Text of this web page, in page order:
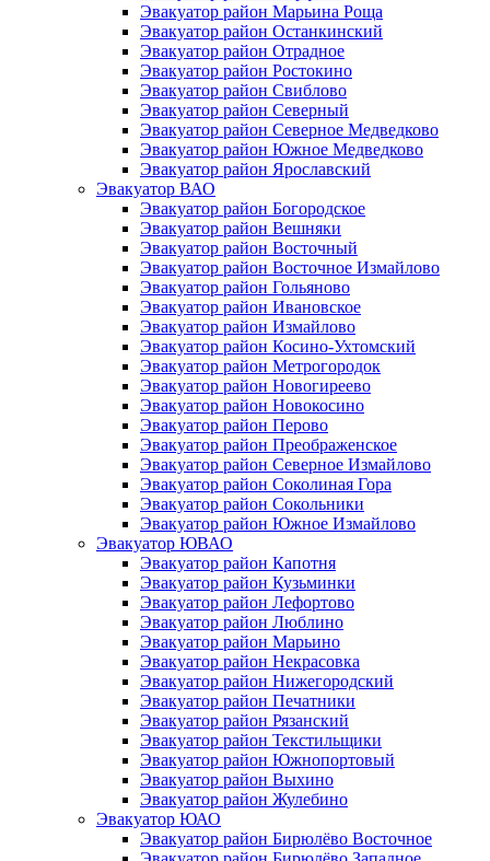
Эвакуатор район Марьина Роща
Эвакуатор район Останкинский
Эвакуатор район Отрадное
Эвакуатор район Ростокино
Эвакуатор район Свиблово
Эвакуатор район Северный
Эвакуатор район Северное Медведково
Эвакуатор район Южное Медведково
Эвакуатор район Ярославский
Эвакуатор ВАО
Эвакуатор район Богородское
Эвакуатор район Вешняки
Эвакуатор район Восточный
Эвакуатор район Восточное Измайлово
Эвакуатор район Гольяново
Эвакуатор район Ивановское
Эвакуатор район Измайлово
Эвакуатор район Косино-Ухтомский
Эвакуатор район Метрогородок
Эвакуатор район Новогиреево
Эвакуатор район Новокосино
Эвакуатор район Перово
Эвакуатор район Преображенское
Эвакуатор район Северное Измайлово
Эвакуатор район Соколиная Гора
Эвакуатор район Сокольники
Эвакуатор район Южное Измайлово
Эвакуатор ЮВАО
Эвакуатор район Капотня
Эвакуатор район Кузьминки
Эвакуатор район Лефортово
Эвакуатор район Люблино
Эвакуатор район Марьино
Эвакуатор район Некрасовка
Эвакуатор район Нижегородский
Эвакуатор район Печатники
Эвакуатор район Рязанский
Эвакуатор район Текстильщики
Эвакуатор район Южнопортовый
Эвакуатор район Выхино
Эвакуатор район Жулебино
Эвакуатор ЮАО
Эвакуатор район Бирюлёво Восточное